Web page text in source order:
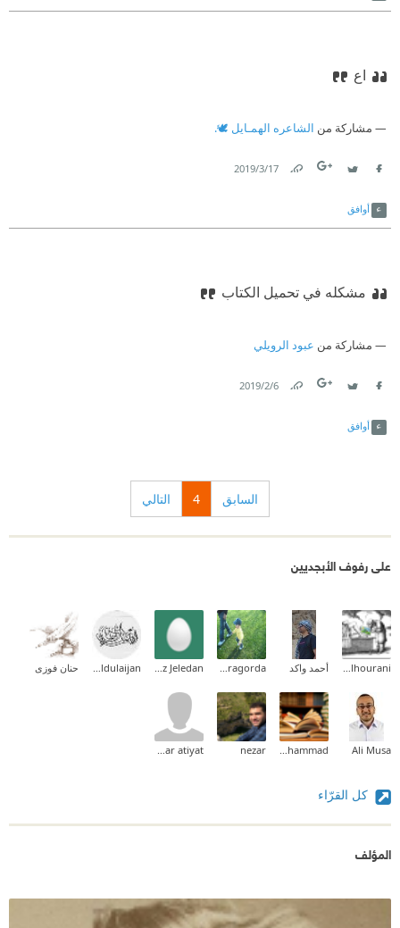
اع
مشاركة من الشاعره الهمـايل 🕊.
17‏/3‏/2019
أوافق
مشكله في تحميل الكتاب
مشاركة من عبود الرويلي
6‏/2‏/2019
أوافق
السابق 4 التالي
على رفوف الأبجديين
Asem Alhourani أحمد واكد Larache Pedragorda
Abdulaziz Jeledan
Afnan Aldulaijan حنان فوزى
Ali Musa
Khalid Mohammad
nezar
omar atiyat
كل القرّاء
المؤلف